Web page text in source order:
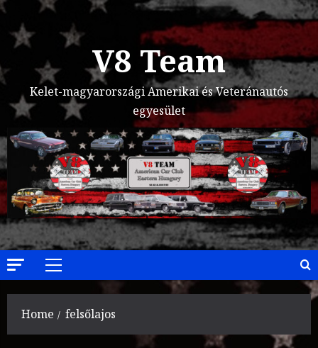
Skip
content
V8 Team
Kelet-magyarországi Amerikai és Veteránautós
egyesület
Primary
Home felsőlajos